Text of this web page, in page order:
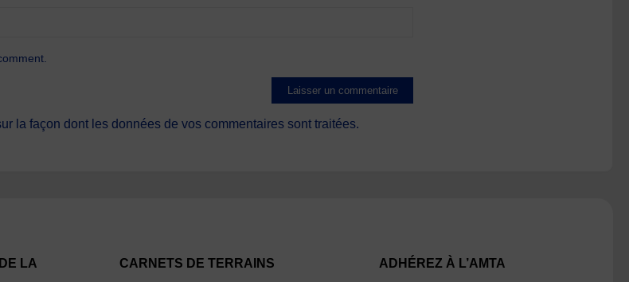
la façon dont les données de vos commentaires sont traitées.
LA CARNETS DE TERRAINS ADHÉREZ À L’AMTA